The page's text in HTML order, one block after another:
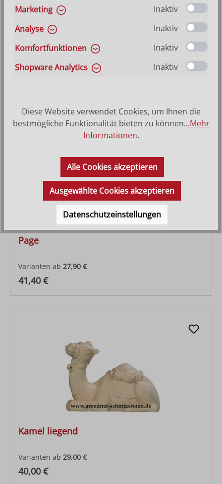
Hl. König kniend Melchior
Varianten ab 28,80 €
Page
Varianten ab 27,90 €
Regulärer Preis:
41,40 €
Kamel liegend
Varianten ab 29,00 €
Regulärer Preis:
40,00 €
Marketing
Inaktiv
Analyse
Inaktiv
Komfortfunktionen
Inaktiv
Shopware Analytics
Inaktiv
Diese Website verwendet Cookies, um Ihnen die
bestmögliche Funktionalität bieten zu können...Mehr
Informationen.
Alle Cookies akzeptieren
Ausgewählte Cookies akzeptieren
Datenschutzeinstellungen